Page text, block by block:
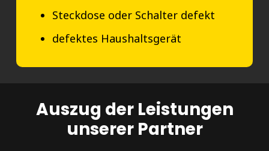
Steckdose oder Schalter defekt
defektes Haushaltsgerät
Auszug der Leistungen
unserer Partner